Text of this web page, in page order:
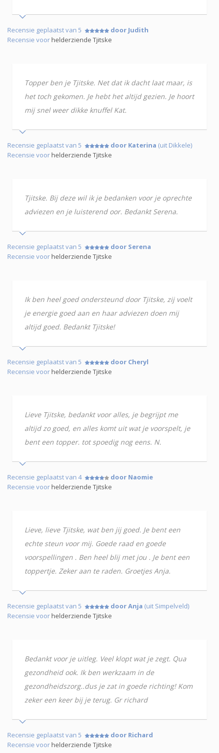
Recensie geplaatst van 5
door Judith
Recensie voorhelderziende Tjitske
Topper ben je Tjitske. Net dat ik dacht laat maar, is
het toch gekomen. Je hebt het altijd gezien. Je hoort
mij snel weer dikke knuffel Kat.
Recensie geplaatst van 5 door Katerina (uit Dikkele)
Recensie voorhelderziende Tjitske
Tjitske. Bij deze wil ik je bedanken voor je oprechte
adviezen en je luisterend oor. Bedankt Serena.
Recensie geplaatst van 5
door Serena
Recensie voorhelderziende Tjitske
Ik ben heel goed ondersteund door Tjitske, zij voelt
je energie goed aan en haar adviezen doen mij
altijd goed. Bedankt Tjitske!
Recensie geplaatst van 5
door Cheryl
Recensie voorhelderziende Tjitske
Lieve Tjitske, bedankt voor alles, je begrijpt me
altijd zo goed, en alles komt uit wat je voorspelt, je
bent een topper. tot spoedig nog eens. N.
Recensie geplaatst van 4
door Naomie
Recensie voorhelderziende Tjitske
Lieve, lieve Tjitske, wat ben jij goed. Je bent een
echte steun voor mij. Goede raad en goede
voorspellingen . Ben heel blij met jou . Je bent een
toppertje. Zeker aan te raden. Groetjes Anja.
Recensie geplaatst van 5 door Anja (uit Simpelveld)
Recensie voorhelderziende Tjitske
Bedankt voor je uitleg. Veel klopt wat je zegt. Qua
gezondheid ook. Ik ben werkzaam in de
gezondheidszorg..dus je zat in goede richting! Kom
zeker een keer bij je terug. Gr richard
Recensie geplaatst van 5
door Richard
Recensie voorhelderziende Tjitske